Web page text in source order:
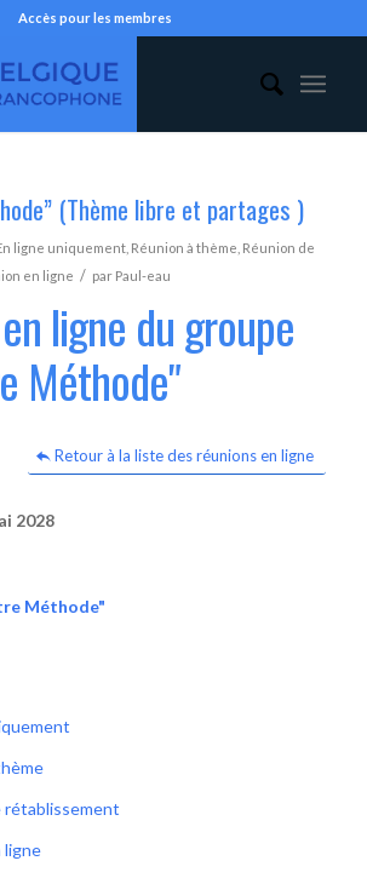
Accès pour les membres
(Thème libre et partages )
ligne uniquement, Réunion à thème Réunion de
en ligne / par Paul-eau
ligne du groupe
Méthode"
Retour à la liste des réunions en ligne
2028
Méthode"
rétablissement
ligne